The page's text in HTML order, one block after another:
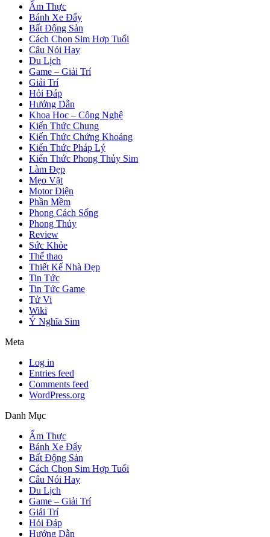
Ẩm Thực
Bánh Xe Đẩy
Bất Động Sản
Cách Chọn Sim Hợp Tuổi
Câu Nói Hay
Du Lịch
Game – Giải Trí
Giải Trí
Hỏi Đáp
Hướng Dẫn
Khoa Học – Công Nghệ
Kiến Thức Chung
Kiến Thức Chứng Khoáng
Kiến Thức Pháp Lý
Kiến Thức Phong Thủy Sim
Làm Đẹp
Mẹo Vặt
Motor Điện
Phần Mềm
Phong Cách Sống
Phong Thủy
Review
Sức Khỏe
Thể thao
Thiết Kế Nhà Đẹp
Tin Tức
Tin Tức Game
Tử Vi
Wiki
Ý Nghĩa Sim
Meta
Log in
Entries feed
Comments feed
WordPress.org
Danh Mục
Ẩm Thực
Bánh Xe Đẩy
Bất Động Sản
Cách Chọn Sim Hợp Tuổi
Câu Nói Hay
Du Lịch
Game – Giải Trí
Giải Trí
Hỏi Đáp
Hướng Dẫn